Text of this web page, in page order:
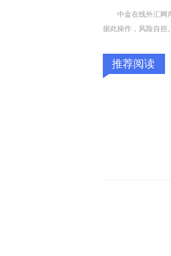
中金在线外汇网
据此操作，风险自担。
推荐阅读